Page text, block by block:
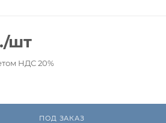
/шт
НДС 20%
ПОД ЗАКАЗ